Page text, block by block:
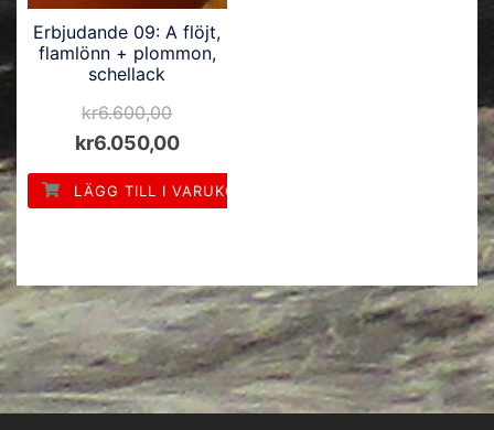
Erbjudande 09: A flöjt,
flamlönn + plommon,
schellack
kr6.600,00
kr6.050,00
LÄGG TILL I VARUKORG